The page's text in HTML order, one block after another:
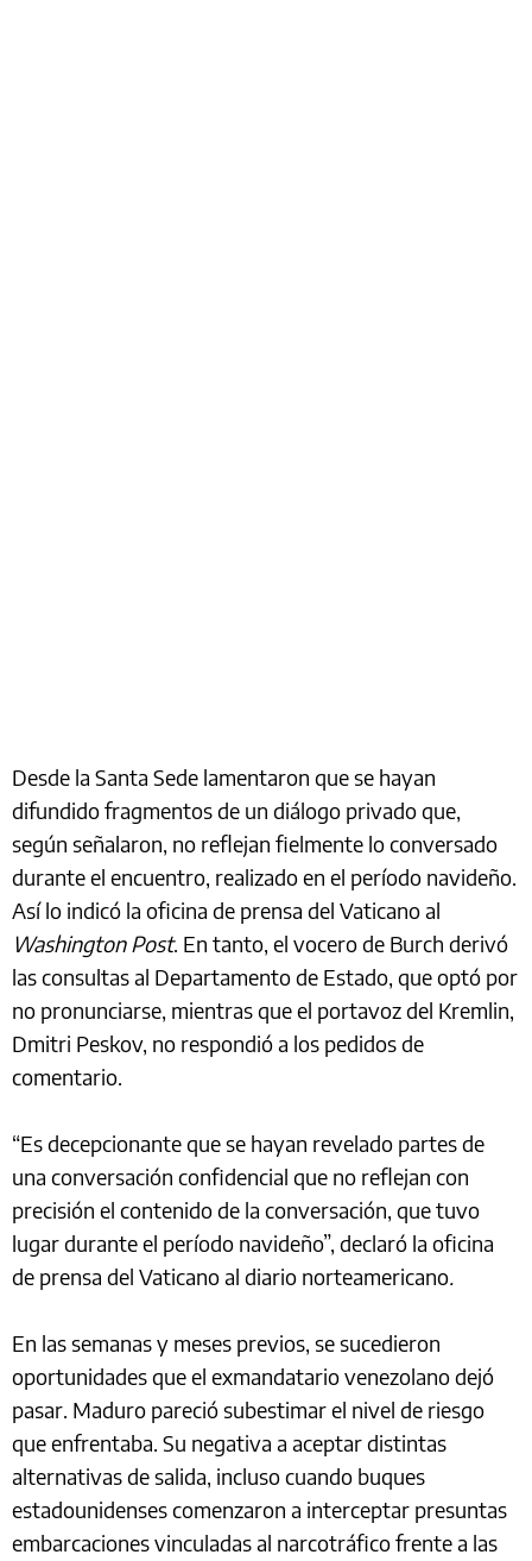
Desde la Santa Sede lamentaron que se hayan
difundido fragmentos de un diálogo privado que,
según señalaron, no reflejan fielmente lo conversado
durante el encuentro, realizado en el período navideño.
Así lo indicó la oficina de prensa del Vaticano al
Washington Post. En tanto, el vocero de Burch derivó
las consultas al Departamento de Estado, que optó por
no pronunciarse, mientras que el portavoz del Kremlin,
Dmitri Peskov, no respondió a los pedidos de
comentario.
“Es decepcionante que se hayan revelado partes de
una conversación confidencial que no reflejan con
precisión el contenido de la conversación, que tuvo
lugar durante el período navideño”, declaró la oficina
de prensa del Vaticano al diario norteamericano.
En las semanas y meses previos, se sucedieron
oportunidades que el exmandatario venezolano dejó
pasar. Maduro pareció subestimar el nivel de riesgo
que enfrentaba. Su negativa a aceptar distintas
alternativas de salida, incluso cuando buques
estadounidenses comenzaron a interceptar presuntas
embarcaciones vinculadas al narcotráfico frente a las